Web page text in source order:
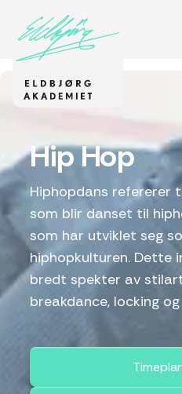
Hip Hop
Hiphopdans refererer
som blir danset til
som har utviklet seg
hiphopkulturen. Dette
bredt spekter av
breakdance, locking